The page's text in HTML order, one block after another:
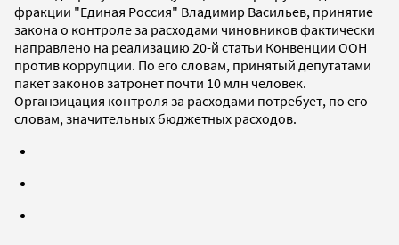
фракции "Единая Россия" Владимир Васильев, принятие
закона о контроле за расходами чиновников фактически
направлено на реализацию 20-й статьи Конвенции ООН
против коррупции. По его словам, принятый депутатами
пакет законов затронет почти 10 млн человек.
Органзицация контроля за расходами потребует, по его
словам, значительных бюджетных расходов.